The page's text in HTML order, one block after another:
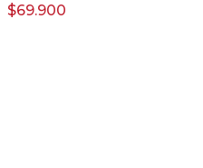
$69.900